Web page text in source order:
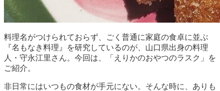
料理名がつけられておらず、ごく普通に家庭の食卓に並ぶ
『名もなき料理』を研究しているのが、山口県出身の料理
人・守永江里さん。今回は、「えりかのおやつのラスク」を
ご紹介。
非日常にはいつもの食材が手元にない。そんな時に、ありも